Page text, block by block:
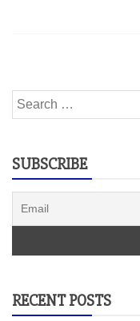
Search
for:
SUBSCRIBE
RECENT POSTS